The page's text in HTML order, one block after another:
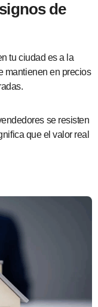
de
tu ciudad es a la
mantienen en precios
se resisten
que el valor real